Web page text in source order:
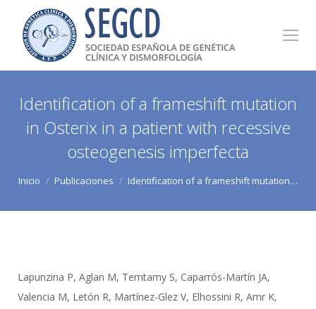
Identification of a frameshift mutation
in Osterix in a patient with recessive
osteogenesis imperfecta
Estás aquí:
Inicio Publicaciones Identification of a frameshift mutation…
Lapunzina P, Aglan M, Temtamy S, Caparrós-Martín JA,
Valencia M, Letón R, Martínez-Glez V, Elhossini R, Amr K,